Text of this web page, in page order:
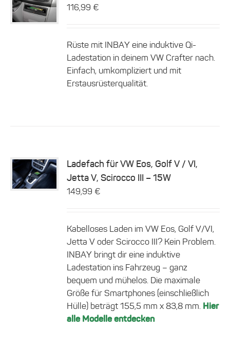
Details 116,99€
Rüste mit INBAY eine induktive Qi-
Ladestation in deinem VW Crafter nach.
Einfach, umkompliziert und mit
Erstausrüsterqualität.
Details
Ladefach für VW Eos, Golf V / VI,
Jetta V, Scirocco III – 15W
149,99€
Kabelloses Laden im VW Eos, Golf V/VI,
Jetta V oder Scirocco III? Kein Problem.
INBAY bringt dir eine induktive
Ladestation ins Fahrzeug – ganz
bequem und mühelos. Die maximale
Größe für Smartphones (einschließlich
Hülle) beträgt 155,5 mm x 83,8 mm. Hier
alle Modelle entdecken